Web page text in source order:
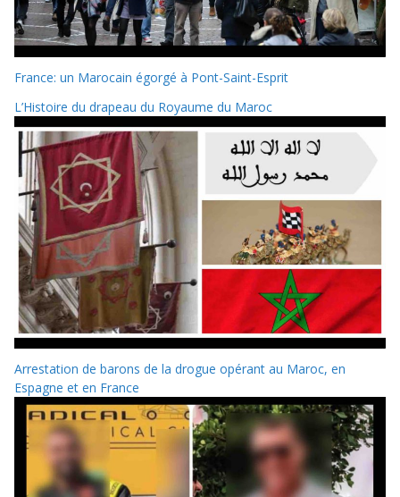
France: un Marocain égorgé à Pont-Saint-Esprit
L’Histoire du drapeau du Royaume du Maroc
Arrestation de barons de la drogue opérant au Maroc, en
Espagne et en France